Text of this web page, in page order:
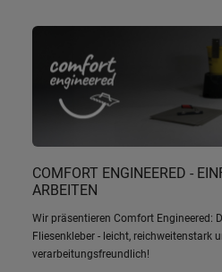
COMFORT ENGINEERED -
ARBEITEN
Wir präsentieren Comfort Engineered:
Fliesenkleber - leicht, reichweitenstark
verarbeitungsfreundlich!